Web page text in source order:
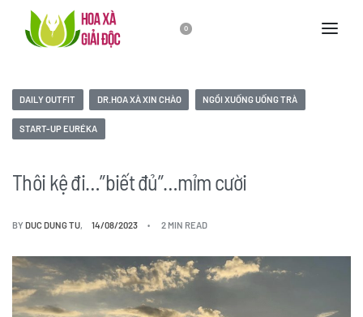
0
DAILY OUTFIT DR.HOA XÀ XIN CHÀO NGỒI XUỐNG UỐNG TRÀ
START-UP EURÉKA
Thôi kệ đi…”biết đủ”…mỉm cười
BYDUC DUNG TU 14/08/2023 2 MIN READ